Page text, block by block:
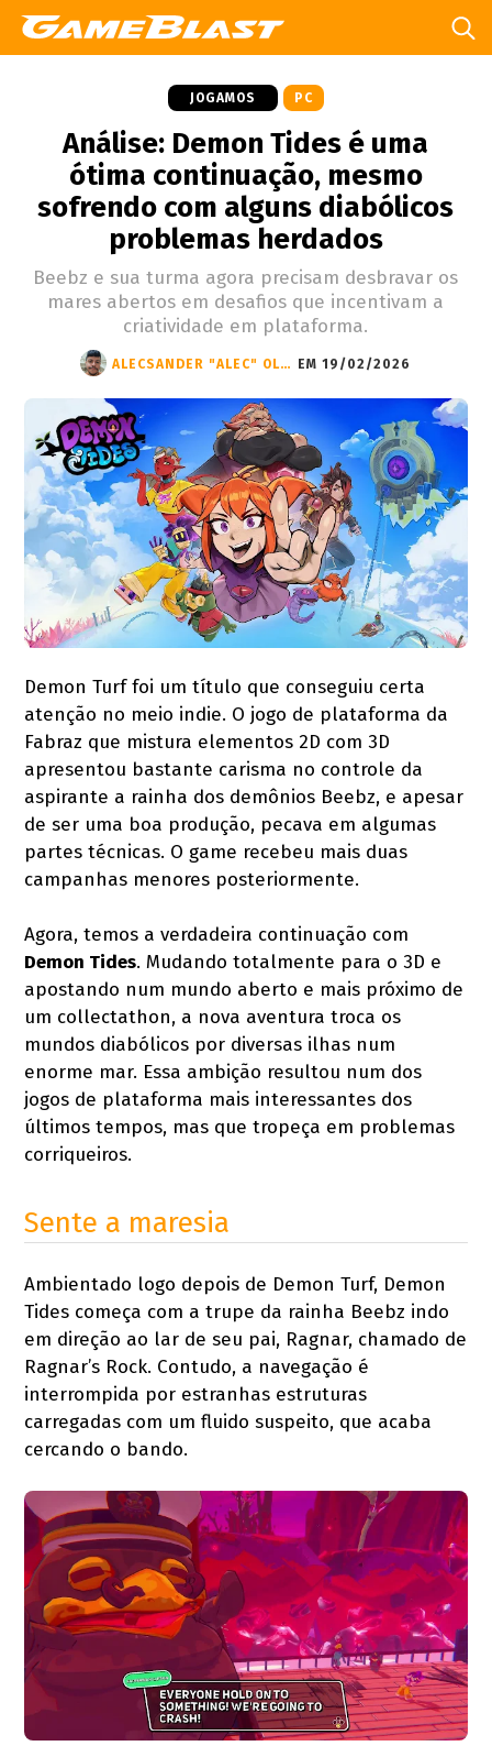
JOGAMOS PC
Análise: Demon Tides é uma
ótima continuação, mesmo
sofrendo com alguns diabólicos
problemas herdados
Beebz e sua turma agora precisam desbravar os
mares abertos em desafios que incentivam a
criatividade em plataforma.
ALECSANDER "ALEC" OLIVEIRA EM 19/02/2026
Demon Turf foi um título que conseguiu certa
atenção no meio indie. O jogo de plataforma da
Fabraz que mistura elementos 2D com 3D
apresentou bastante carisma no controle da
aspirante a rainha dos demônios Beebz, e apesar
de ser uma boa produção, pecava em algumas
partes técnicas. O game recebeu mais duas
campanhas menores posteriormente.
Agora, temos a verdadeira continuação com
Demon Tides. Mudando totalmente para o 3D e
apostando num mundo aberto e mais próximo de
um collectathon, a nova aventura troca os
mundos diabólicos por diversas ilhas num
enorme mar. Essa ambição resultou num dos
jogos de plataforma mais interessantes dos
últimos tempos, mas que tropeça em problemas
corriqueiros.
Sente a maresia
Ambientado logo depois de Demon Turf, Demon
Tides começa com a trupe da rainha Beebz indo
em direção ao lar de seu pai, Ragnar, chamado de
Ragnar’s Rock. Contudo, a navegação é
interrompida por estranhas estruturas
carregadas com um fluido suspeito, que acaba
cercando o bando.